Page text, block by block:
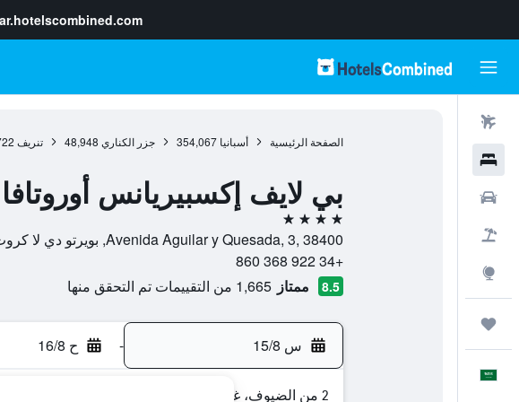
ar.hotelscombined.com
الصفحة الرئيسية أسبانيا 354,067 جزر الكناري 48,948 تنريف
بي لايف إكسبيريانس أوروتافا
4 نجوم
Avenida Aguilar y Quesada, 3, 38400, بويرتو دي لا كروث, تنريف, أسبانيا
+34 922 368 860
8.5 ممتاز 1,665 من التقييمات تم التحقق منها
س 15/8 - ح 16/8
2 من الضيوف، غرفة واحدة